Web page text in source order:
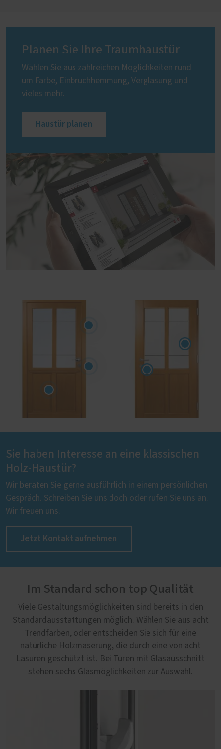
Planen Sie Ihre Traumhaustür
Wählen Sie aus zahlreichen Möglichkeiten rund
um Farbe, Einbruchhemmung, Verglasung und
vieles mehr.
Haustür planen
Sie haben Interesse an eine klassischen
Holz-Haustür?
Wir beraten Sie gerne ausführlich in einem persönlichen
Gespräch. Schreiben Sie uns doch oder rufen Sie uns an.
Wir freuen uns.
Jetzt Kontakt aufnehmen
Im Standard schon top Qualität
Viele Gestaltungsmöglichkeiten sind bereits in den
Standardausstattungen möglich. Wählen Sie aus acht
Trendfarben, oder entscheiden Sie sich für eine
natürliche Holzmaserung, die durch eine von acht
Lasuren geschützt ist. Bei Türen mit Glasausschnitt
stehen sechs Glasmöglichkeiten zur Auswahl.